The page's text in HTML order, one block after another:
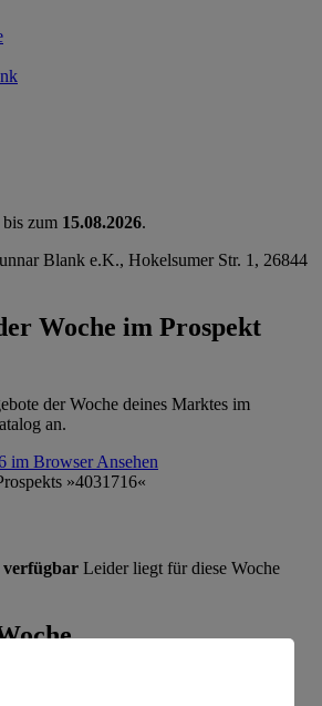
bis zum 15.08.2026.
Blank e.K., Hokelsumer Str. 1, 26844
Woche im Prospekt
der Woche deines Marktes im
an.
im BrowserAnsehen
verfügbar Leider liegt für diese Woche